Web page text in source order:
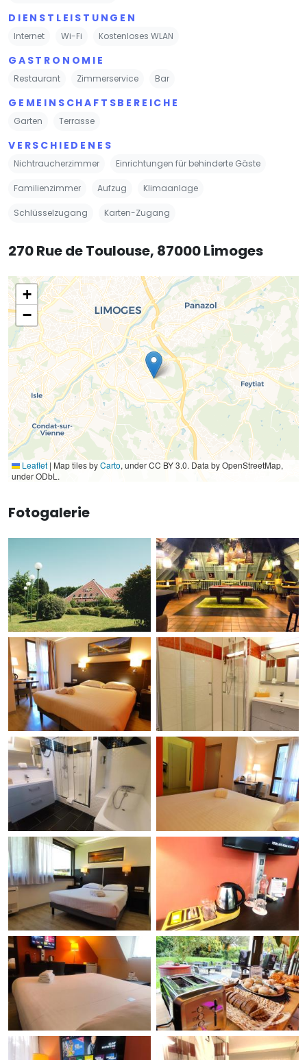
DIENSTLEISTUNGEN
Internet Wi-Fi Kostenloses WLAN
GASTRONOMIE
Restaurant Zimmerservice Bar
GEMEINSCHAFTSBEREICHE
Garten Terrasse
VERSCHIEDENES
Nichtraucherzimmer Einrichtungen für behinderte Gäste
Familienzimmer Aufzug Klimaanlage
Schlüsselzugang Karten-Zugang
270 Rue de Toulouse, 87000 Limoges
+
−
Leaflet | Map tiles byCarto, under CC BY 3.0. Data by OpenStreetMap,
under ODbL.
Fotogalerie